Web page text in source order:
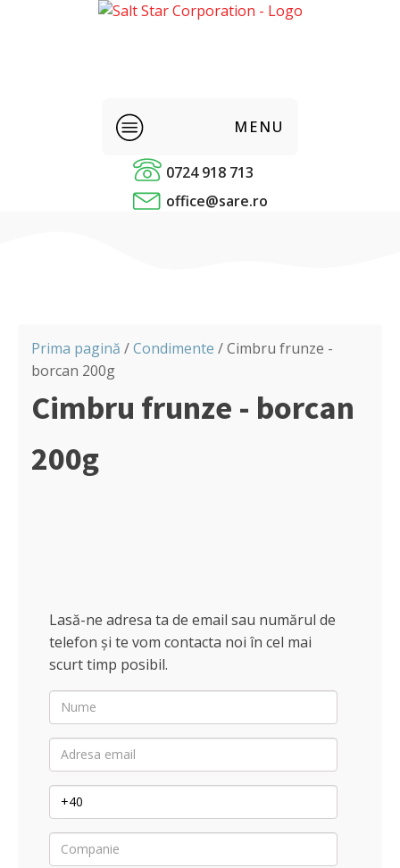
MENU
Sare alimentara
Panificatie
Sare industriala
0724 918 713
office@sare.ro
Prima pagină /Condimente / Cimbru frunze -
borcan 200g
Cimbru frunze - borcan
200g
Lasă-ne adresa ta de email sau numărul de
telefon și te vom contacta noi în cel mai
scurt timp posibil.
Nume
Adresa
email
Telefon
Companie